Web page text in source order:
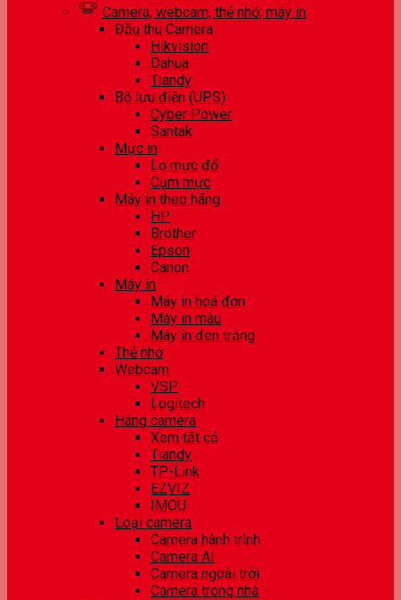
Camera, webcam, thẻ nhớ, máy in
Đầu thu Camera
Hikvision
Dahua
Tiandy
Bộ lưu điện (UPS)
Cyber Power
Santak
Mực in
Lọ mực đổ
Cụm mực
Máy in theo hãng
HP
Brother
Epson
Canon
Máy in
Máy in hoá đơn
Máy in màu
Máy in đen trắng
Thẻ nhớ
Webcam
VSP
Logitech
Hãng camera
Xem tất cả
Tiandy
TP-Link
EZVIZ
IMOU
Loại camera
Camera hành trình
Camera AI
Camera ngoài trời
Camera trong nhà